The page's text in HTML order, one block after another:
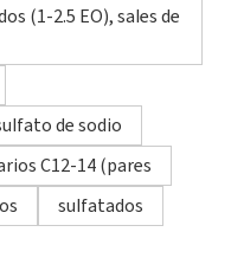
(1-2.5 EO), sales de
de sodio
C12-14 (pares
sulfatados